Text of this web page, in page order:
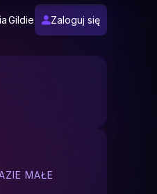
Gildie Zaloguj się
MAŁE